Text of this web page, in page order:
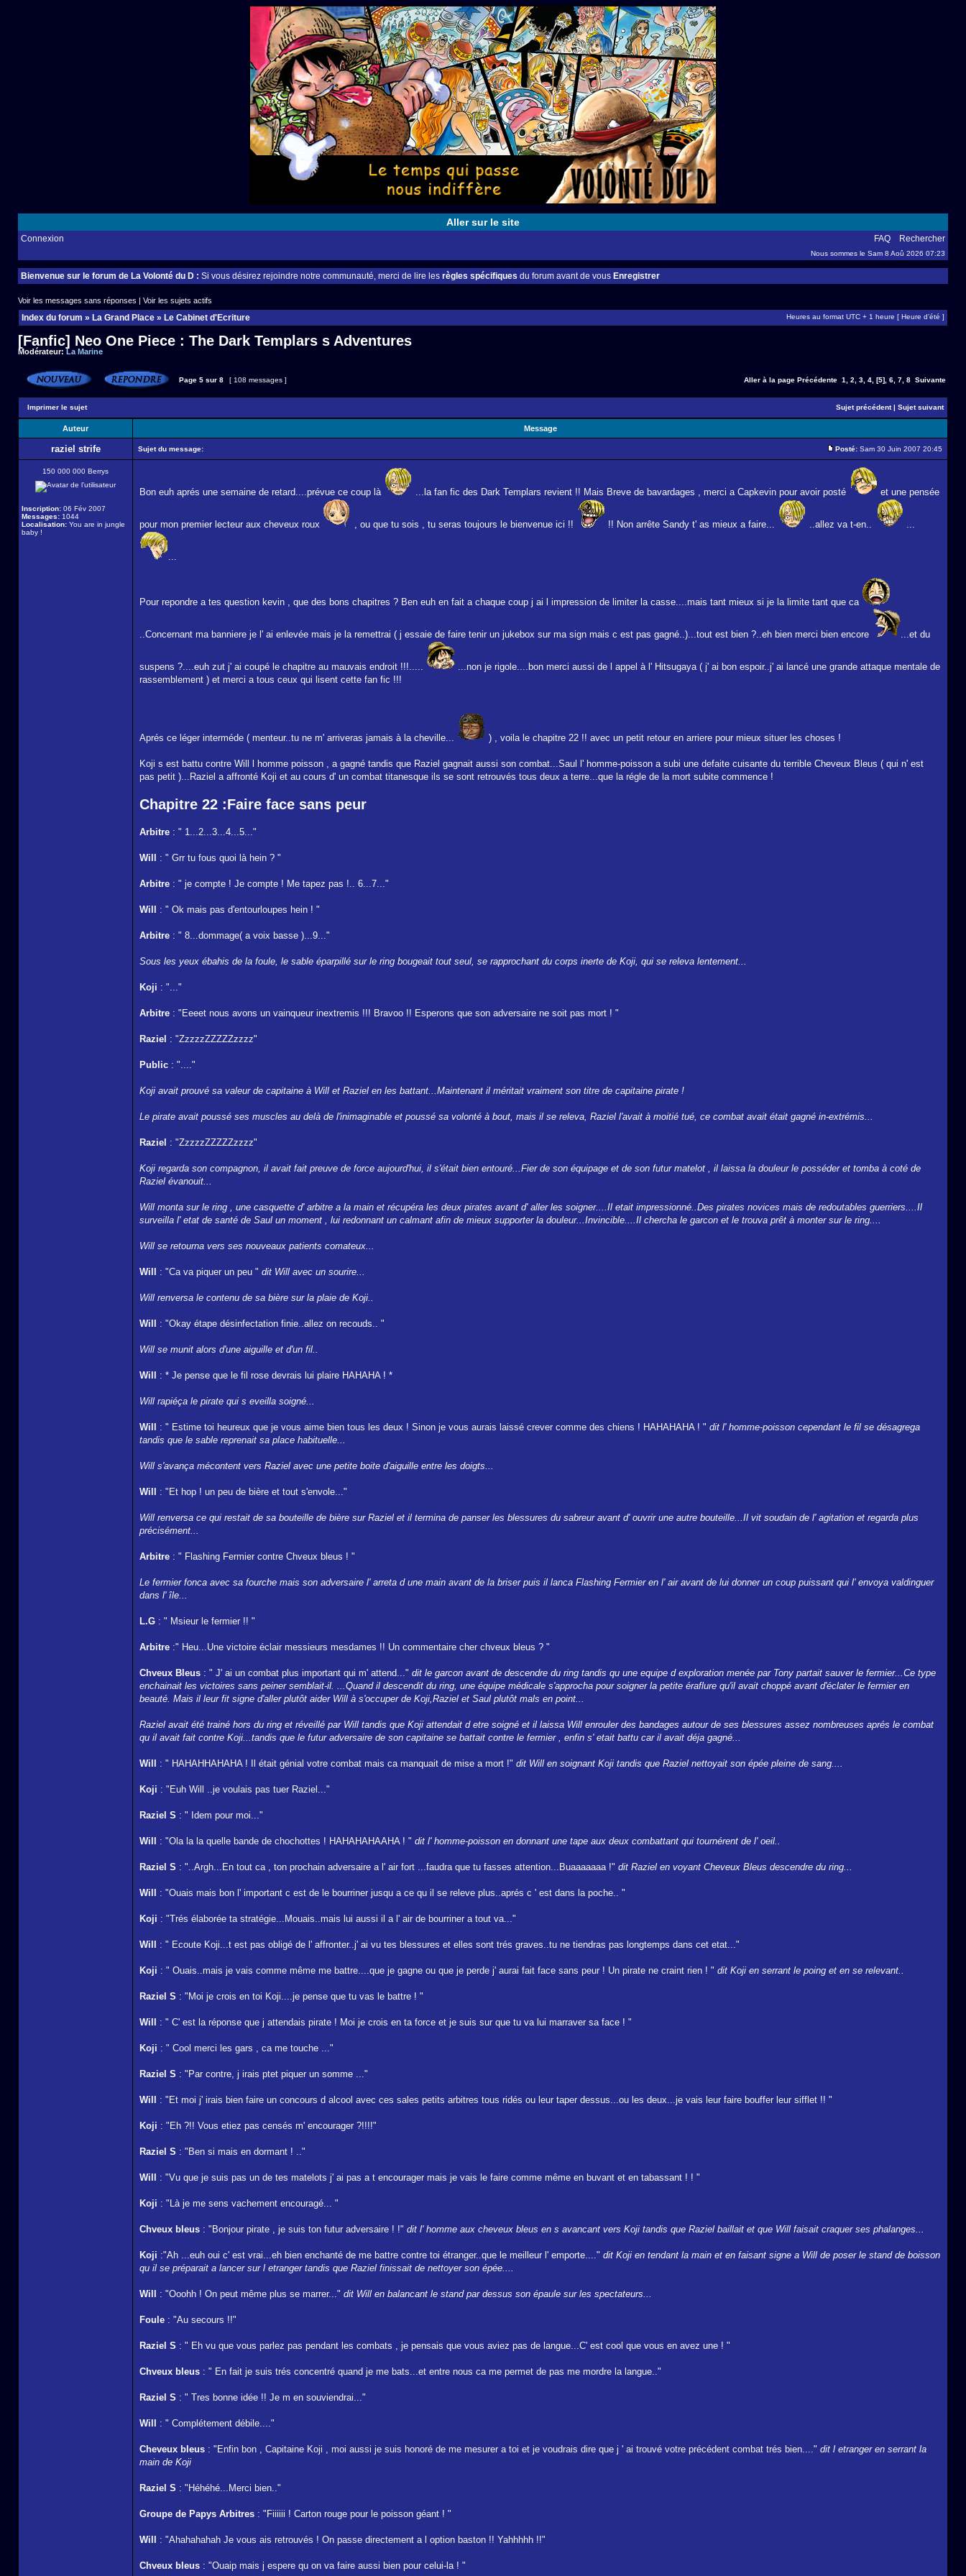
Aller sur le site
Connexion FAQ Rechercher
Nous sommes le Sam 8 Aoû 2026 07:23
Bienvenue sur le forum de La Volonté du D : Si vous désirez rejoindre notre communauté, merci de lire les règles spécifiques du forum avant de vous Enregistrer
Voir les messages sans réponses | Voir les sujets actifs
Index du forum » La Grand Place » Le Cabinet d'Ecriture Heures au format UTC + 1 heure [ Heure d’été ]
[Fanfic] Neo One Piece : The Dark Templars s Adventures
Modérateur:La Marine
Page 5 sur 8 [ 108 messages ] Aller à la page Précédente 1 2 3 4 [5] 6 7 8 Suivante
Imprimer le sujet Sujet précédent| Sujet suivant
Auteur Message
raziel strife Sujet du message: Posté: Sam 30 Juin 2007 20:45
150 000 000 Berrys
Inscription: 06 Fév 2007
Messages: 1044
Localisation: You are in jungle
baby !
Bon euh aprés une semaine de retard....prévue ce coup là ...la fan fic des Dark Templars revient !! Mais Breve de bavardages , merci a Capkevin pour avoir posté et une pensée
pour mon premier lecteur aux cheveux roux , ou que tu sois , tu seras toujours le bienvenue ici !! !! Non arrête Sandy t' as mieux a faire... ..allez va t-en.. ...
...
Pour repondre a tes question kevin , que des bons chapitres ? Ben euh en fait a chaque coup j ai l impression de limiter la casse....mais tant mieux si je la limite tant que ca
..Concernant ma banniere je l' ai enlevée mais je la remettrai ( j essaie de faire tenir un jukebox sur ma sign mais c est pas gagné..)...tout est bien ?..eh bien merci bien encore ...et du
suspens ?....euh zut j' ai coupé le chapitre au mauvais endroit !!!.....
...non je rigole....bon merci aussi de l appel à l' Hitsugaya ( j' ai bon espoir..j' ai lancé une grande attaque mentale de
rassemblement ) et merci a tous ceux qui lisent cette fan fic !!!
Aprés ce léger interméde ( menteur..tu ne m' arriveras jamais à la cheville... ) , voila le chapitre 22 !! avec un petit retour en arriere pour mieux situer les choses !
Koji s est battu contre Will l homme poisson , a gagné tandis que Raziel gagnait aussi son combat...Saul l' homme-poisson a subi une defaite cuisante du terrible Cheveux Bleus ( qui n' est
pas petit )...Raziel a affronté Koji et au cours d' un combat titanesque ils se sont retrouvés tous deux a terre...que la régle de la mort subite commence !
Chapitre 22 :Faire face sans peur
Arbitre : " 1...2...3...4...5..."
Will : " Grr tu fous quoi là hein ? "
Arbitre : " je compte ! Je compte ! Me tapez pas !.. 6...7..."
Will : " Ok mais pas d'entourloupes hein ! "
Arbitre : " 8...dommage( a voix basse )...9..."
Sous les yeux ébahis de la foule, le sable éparpillé sur le ring bougeait tout seul, se rapprochant du corps inerte de Koji, qui se releva lentement...
Koji : "..."
Arbitre : "Eeeet nous avons un vainqueur inextremis !!! Bravoo !! Esperons que son adversaire ne soit pas mort ! "
Raziel : "ZzzzzZZZZZzzzz"
Public : "...."
Koji avait prouvé sa valeur de capitaine à Will et Raziel en les battant...Maintenant il méritait vraiment son titre de capitaine pirate !
Le pirate avait poussé ses muscles au delà de l'inimaginable et poussé sa volonté à bout, mais il se releva, Raziel l'avait à moitié tué, ce combat avait était gagné in-extrémis...
Raziel : "ZzzzzZZZZZzzzz"
Koji regarda son compagnon, il avait fait preuve de force aujourd'hui, il s'était bien entouré...Fier de son équipage et de son futur matelot , il laissa la douleur le posséder et tomba à coté de
Raziel évanouit...
Will monta sur le ring , une casquette d' arbitre a la main et récupéra les deux pirates avant d' aller les soigner....Il etait impressionné..Des pirates novices mais de redoutables guerriers....Il
surveilla l' etat de santé de Saul un moment , lui redonnant un calmant afin de mieux supporter la douleur...Invincible....Il chercha le garcon et le trouva prêt à monter sur le ring....
Will se retourna vers ses nouveaux patients comateux...
Will : "Ca va piquer un peu " dit Will avec un sourire...
Will renversa le contenu de sa bière sur la plaie de Koji..
Will : "Okay étape désinfectation finie..allez on recouds.. "
Will se munit alors d'une aiguille et d'un fil..
Will : * Je pense que le fil rose devrais lui plaire HAHAHA ! *
Will rapiéça le pirate qui s eveilla soigné...
Will : " Estime toi heureux que je vous aime bien tous les deux ! Sinon je vous aurais laissé crever comme des chiens ! HAHAHAHA ! " dit l' homme-poisson cependant le fil se désagrega
tandis que le sable reprenait sa place habituelle...
Will s'avança mécontent vers Raziel avec une petite boite d'aiguille entre les doigts...
Will : "Et hop ! un peu de bière et tout s'envole..."
Will renversa ce qui restait de sa bouteille de bière sur Raziel et il termina de panser les blessures du sabreur avant d' ouvrir une autre bouteille...Il vit soudain de l' agitation et regarda plus
précisément...
Arbitre : " Flashing Fermier contre Chveux bleus ! "
Le fermier fonca avec sa fourche mais son adversaire l' arreta d une main avant de la briser puis il lanca Flashing Fermier en l' air avant de lui donner un coup puissant qui l' envoya valdinguer
dans l' île...
L.G : " Msieur le fermier !! "
Arbitre :" Heu...Une victoire éclair messieurs mesdames !! Un commentaire cher chveux bleus ? "
Chveux Bleus : " J' ai un combat plus important qui m' attend..." dit le garcon avant de descendre du ring tandis qu une equipe d exploration menée par Tony partait sauver le fermier...Ce type
enchainait les victoires sans peiner semblait-il. ...Quand il descendit du ring, une équipe médicale s'approcha pour soigner la petite éraflure qu'il avait choppé avant d'éclater le fermier en
beauté. Mais il leur fit signe d'aller plutôt aider Will à s'occuper de Koji,Raziel et Saul plutôt mals en point...
Raziel avait été trainé hors du ring et réveillé par Will tandis que Koji attendait d etre soigné et il laissa Will enrouler des bandages autour de ses blessures assez nombreuses aprés le combat
qu il avait fait contre Koji...tandis que le futur adversaire de son capitaine se battait contre le fermier , enfin s' etait battu car il avait déja gagné...
Will : " HAHAHHAHAHA ! Il était génial votre combat mais ca manquait de mise a mort !" dit Will en soignant Koji tandis que Raziel nettoyait son épée pleine de sang....
Koji : "Euh Will ..je voulais pas tuer Raziel..."
Raziel S : " Idem pour moi..."
Will : "Ola la la quelle bande de chochottes ! HAHAHAHAAHA ! " dit l' homme-poisson en donnant une tape aux deux combattant qui tournérent de l' oeil..
Raziel S : "..Argh...En tout ca , ton prochain adversaire a l' air fort ...faudra que tu fasses attention...Buaaaaaaa !" dit Raziel en voyant Cheveux Bleus descendre du ring...
Will : "Ouais mais bon l' important c est de le bourriner jusqu a ce qu il se releve plus..aprés c ' est dans la poche.. "
Koji : "Trés élaborée ta stratégie...Mouais..mais lui aussi il a l' air de bourriner a tout va..."
Will : " Ecoute Koji...t est pas obligé de l' affronter..j' ai vu tes blessures et elles sont trés graves..tu ne tiendras pas longtemps dans cet etat..."
Koji : " Ouais..mais je vais comme même me battre....que je gagne ou que je perde j' aurai fait face sans peur ! Un pirate ne craint rien ! " dit Koji en serrant le poing et en se relevant..
Raziel S : "Moi je crois en toi Koji....je pense que tu vas le battre ! "
Will : " C' est la réponse que j attendais pirate ! Moi je crois en ta force et je suis sur que tu va lui marraver sa face ! "
Koji : " Cool merci les gars , ca me touche ..."
Raziel S : "Par contre, j irais ptet piquer un somme ..."
Will : "Et moi j' irais bien faire un concours d alcool avec ces sales petits arbitres tous ridés ou leur taper dessus...ou les deux...je vais leur faire bouffer leur sifflet !! "
Koji : "Eh ?!! Vous etiez pas censés m' encourager ?!!!!"
Raziel S : "Ben si mais en dormant ! .."
Will : "Vu que je suis pas un de tes matelots j' ai pas a t encourager mais je vais le faire comme même en buvant et en tabassant ! ! "
Koji : "Là je me sens vachement encouragé... "
Chveux bleus : "Bonjour pirate , je suis ton futur adversaire ! !" dit l' homme aux cheveux bleus en s avancant vers Koji tandis que Raziel baillait et que Will faisait craquer ses phalanges...
Koji :"Ah ...euh oui c' est vrai...eh bien enchanté de me battre contre toi étranger..que le meilleur l' emporte...." dit Koji en tendant la main et en faisant signe a Will de poser le stand de boisson
qu il se préparait a lancer sur l etranger tandis que Raziel finissait de nettoyer son épée....
Will : "Ooohh ! On peut même plus se marrer..." dit Will en balancant le stand par dessus son épaule sur les spectateurs...
Foule : "Au secours !!"
Raziel S : " Eh vu que vous parlez pas pendant les combats , je pensais que vous aviez pas de langue...C' est cool que vous en avez une ! "
Chveux bleus : " En fait je suis trés concentré quand je me bats...et entre nous ca me permet de pas me mordre la langue.."
Raziel S : " Tres bonne idée !! Je m en souviendrai..."
Will : " Complétement débile...."
Cheveux bleus : "Enfin bon , Capitaine Koji , moi aussi je suis honoré de me mesurer a toi et je voudrais dire que j ' ai trouvé votre précédent combat trés bien...." dit l etranger en serrant la
main de Koji
Raziel S : "Héhéhé...Merci bien.."
Groupe de Papys Arbitres : "Fiiiiii ! Carton rouge pour le poisson géant ! "
Will : "Ahahahahah Je vous ais retrouvés ! On passe directement a l option baston !! Yahhhhh !!"
Chveux bleus : "Ouaip mais j espere qu on va faire aussi bien pour celui-la ! "